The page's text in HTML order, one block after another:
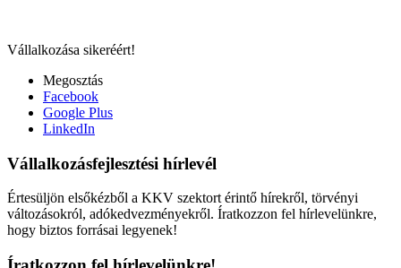
Vállalkozása sikeréért!
Megosztás
Facebook
Google Plus
LinkedIn
Vállalkozásfejlesztési hírlevél
Értesüljön elsőkézből a KKV szektort érintő hírekről, törvényi
változásokról, adókedvezményekről. Íratkozzon fel hírlevelünkre,
hogy biztos forrásai legyenek!